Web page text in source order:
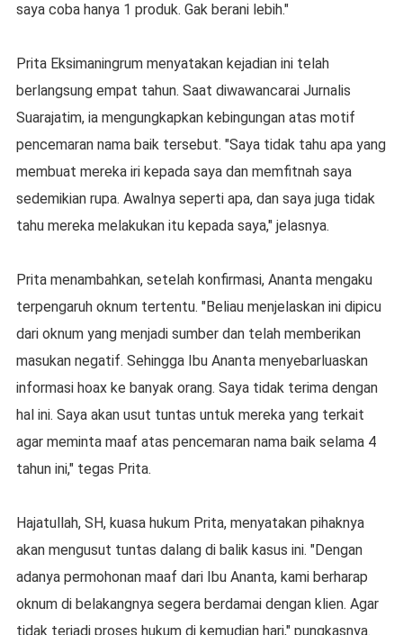
saya coba hanya 1 produk. Gak berani lebih."
Prita Eksimaningrum menyatakan kejadian ini telah
berlangsung empat tahun. Saat diwawancarai Jurnalis
Suarajatim, ia mengungkapkan kebingungan atas motif
pencemaran nama baik tersebut. "Saya tidak tahu apa yang
membuat mereka iri kepada saya dan memfitnah saya
sedemikian rupa. Awalnya seperti apa, dan saya juga tidak
tahu mereka melakukan itu kepada saya," jelasnya.
Prita menambahkan, setelah konfirmasi, Ananta mengaku
terpengaruh oknum tertentu. "Beliau menjelaskan ini dipicu
dari oknum yang menjadi sumber dan telah memberikan
masukan negatif. Sehingga Ibu Ananta menyebarluaskan
informasi hoax ke banyak orang. Saya tidak terima dengan
hal ini. Saya akan usut tuntas untuk mereka yang terkait
agar meminta maaf atas pencemaran nama baik selama 4
tahun ini," tegas Prita.
Hajatullah, SH, kuasa hukum Prita, menyatakan pihaknya
akan mengusut tuntas dalang di balik kasus ini. "Dengan
adanya permohonan maaf dari Ibu Ananta, kami berharap
oknum di belakangnya segera berdamai dengan klien. Agar
tidak terjadi proses hukum di kemudian hari," pungkasnya.